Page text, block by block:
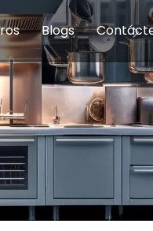
Equipo
Equipo
del personal
y comida
Preguntas
de la empresa
Blogs